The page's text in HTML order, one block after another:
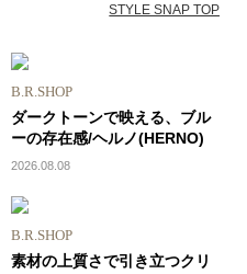
STYLE SNAP TOP
B.R.SHOP
ダークトーンで映える、ブル
ーの存在感/ヘルノ(HERNO)
2026.08.08
B.R.SHOP
素材の上質さで引き立つクリ